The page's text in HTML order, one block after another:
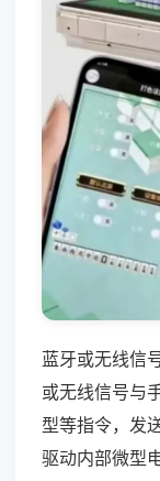
蓝牙或无线信
或无线信号与
型等指令，发
驱动内部微型